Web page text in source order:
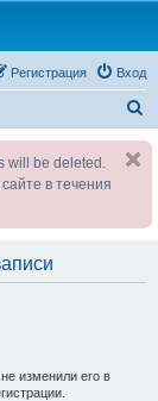
Вход
Регистрация
will be deleted.
в течения
изменили его в